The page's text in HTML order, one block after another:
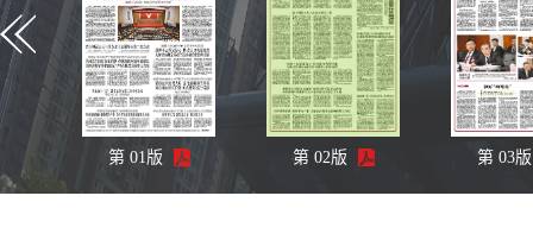
第 01版 第 02版 第 03版